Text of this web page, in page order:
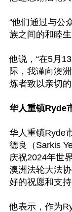
“他们通过与公
族之间的和睦
他说，“在5月
际，我谨向澳
炼者致以亲切
华人重镇Ryde
华人重镇Ryde
德良（Sarkis
庆祝2024年世
澳洲法轮大法
好的祝愿和支持
他表示，作为